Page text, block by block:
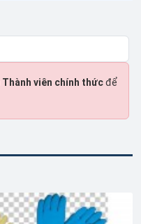
Thành viên chính thứcđể